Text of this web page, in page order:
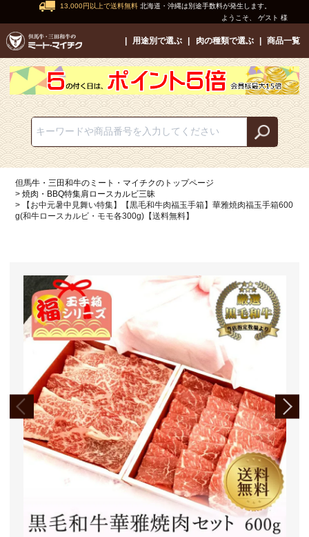
13,000円以上で送料無料 北海道・沖縄は別途手数料が発生します。
ようこそ、 ゲスト 様
用途別で選ぶ 肉の種類で選ぶ 商品一覧
但馬牛・三田和牛のミート・マイチクのトップページ
焼肉・BBQ特集肩ロースカルビ三昧
【お中元暑中見舞い特集】【黒毛和牛肉福玉手箱】華雅焼肉福玉手箱600
g(和牛ロースカルビ・モモ各300g)【送料無料】